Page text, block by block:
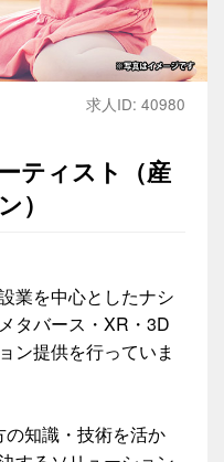
求人ID: 40980
ティスト（産
）
業を中心としたナシ
タバース・XR・3D
ン提供を行っていま
知識・技術を活か